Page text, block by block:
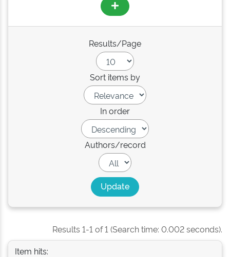
Results/Page
Sort items by
In order
Authors/record
Results 1-1 of 1 (Search time: 0.002 seconds).
Item hits: